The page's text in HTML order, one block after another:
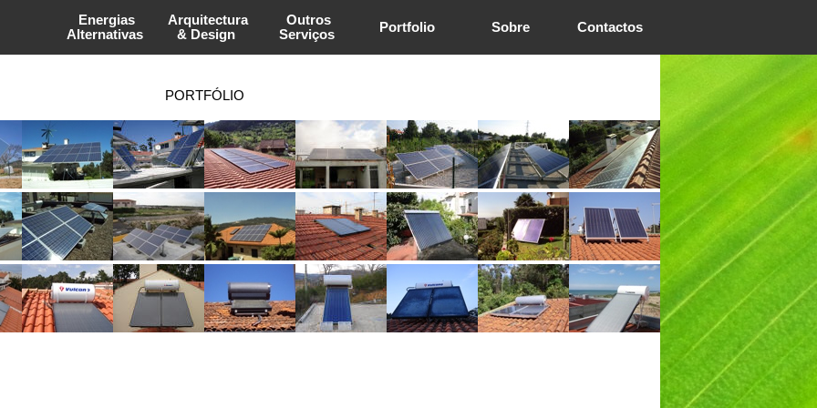
Energias
Alternativas
Arquitectura
& Design
Outros
Serviços
Portfolio Sobre Contactos
PORTFÓLIO